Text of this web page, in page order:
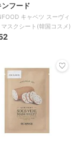
ンフード
キャベツ スーヴィ
マスクシート(韓国コスメ)